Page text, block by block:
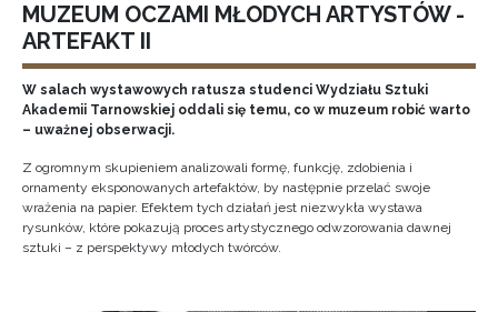
MUZEUM OCZAMI MŁODYCH ARTYSTÓW -
ARTEFAKT II
W salach wystawowych ratusza studenci Wydziału Sztuki
Akademii Tarnowskiej oddali się temu, co w muzeum robić warto
– uważnej obserwacji.
Z ogromnym skupieniem analizowali formę, funkcję, zdobienia i
ornamenty eksponowanych artefaktów, by następnie przelać swoje
wrażenia na papier. Efektem tych działań jest niezwykła wystawa
rysunków, które pokazują proces artystycznego odwzorowania dawnej
sztuki – z perspektywy młodych twórców.